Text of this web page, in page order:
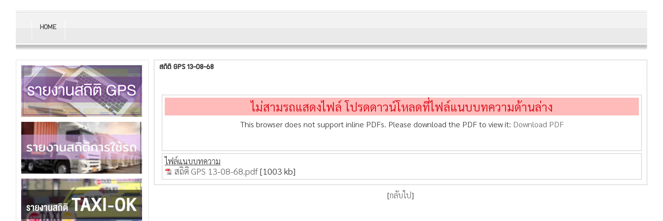
HOME
สถิติ GPS 13-08-68
ไม่สามรถแสดงไฟล์ โปรดดาวน์โหลดที่ไฟล์แนบบทความด้านล่าง
This browser does not support inline PDFs. Please download the PDF to view it: Download PDF
ไฟล์แนบบทความ
สถิติ GPS 13-08-68.pdf[1003 kb]
[กลับไป]